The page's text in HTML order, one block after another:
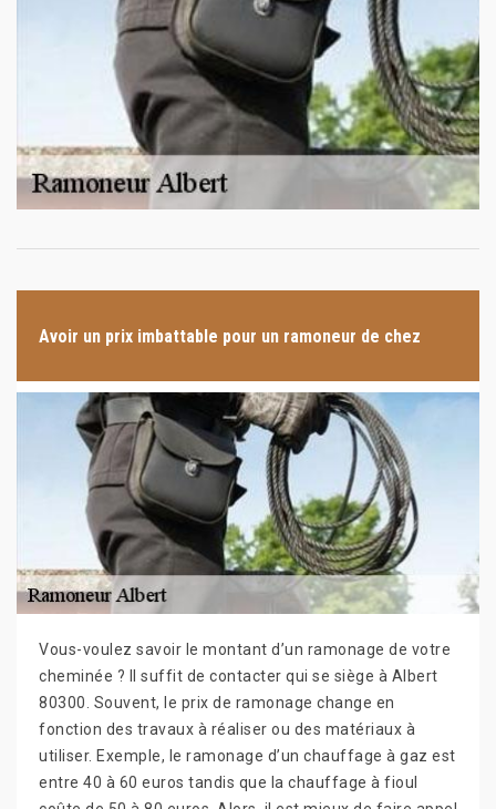
Avoir un prix imbattable pour un ramoneur de chez
Vous-voulez savoir le montant d’un ramonage de votre
cheminée ? Il suffit de contacter qui se siège à Albert
80300. Souvent, le prix de ramonage change en
fonction des travaux à réaliser ou des matériaux à
utiliser. Exemple, le ramonage d’un chauffage à gaz est
entre 40 à 60 euros tandis que la chauffage à fioul